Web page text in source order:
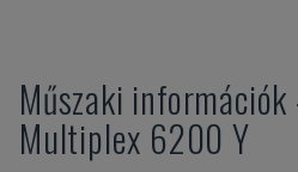
Műszaki információk
Multiplex 6200 Y